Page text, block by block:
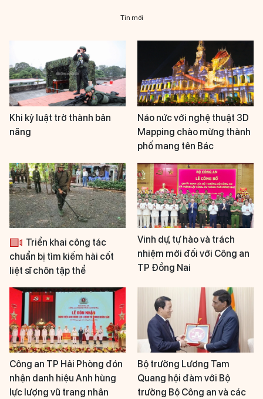
Tin mới
Khi kỷ luật trở thành bản
năng
Náo nức với nghệ thuật 3D
Mapping chào mừng thành
phố mang tên Bác
Triển khai công tác
chuẩn bị tìm kiếm hài cốt
liệt sĩ chôn tập thể
Vinh dự, tự hào và trách
nhiệm mới đối với Công an
TP Đồng Nai
Công an TP Hải Phòng đón
nhận danh hiệu Anh hùng
lực lượng vũ trang nhân
Bộ trưởng Lương Tam
Quang hội đàm với Bộ
trưởng Bộ Công an và các